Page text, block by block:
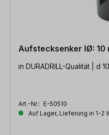
Aufstecksenker IØ: 10
in DURADRILL-Qualität | d
Art.-Nr.: E-50510
Auf Lager, Lieferung in 1-2